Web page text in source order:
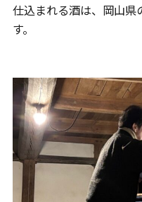
仕込まれる酒は、岡山県
す。